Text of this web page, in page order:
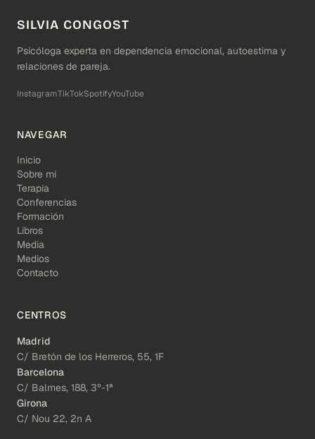
SILVIA CONGOST
Psicóloga experta en dependencia emocional, autoestima y
relaciones de pareja.
InstagramTikTokSpotifyYouTube
NAVEGAR
Inicio
Sobre mí
Terapia
Conferencias
Formación
Libros
Media
Medios
Contacto
CENTROS
Madrid
C/ Bretón de los Herreros, 55, 1F
Barcelona
C/ Balmes, 188, 3º-1ª
Girona
C/ Nou 22, 2n A